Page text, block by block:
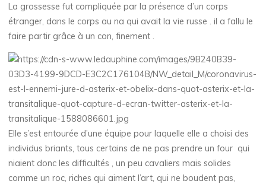
La grossesse fut compliquée par la présence d’un corps
étranger, dans le corps au na qui avait la vie russe . il a fallu le
faire partir grâce à un con, finement .
Elle s’est entourée d’une équipe pour laquelle elle a choisi des
individus briants, tous certains de ne pas prendre un four qui
niaient donc les difficultés , un peu cavaliers mais solides
comme un roc, riches qui aiment l’art, qui ne boudent pas,